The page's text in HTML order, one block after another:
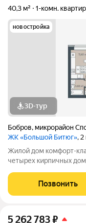
40,3 м²
1-комн.
новостройка
3D-тур
Бобров, микрорайон
ЖК «Большой Битюг»,
Жилой дом комфорт-
четырех кирпичных
пожилых людей и
использование
Позвонить
5 262 783₽